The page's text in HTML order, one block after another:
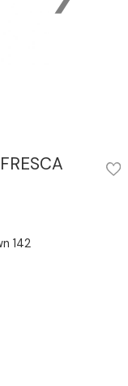
FRESCA
142